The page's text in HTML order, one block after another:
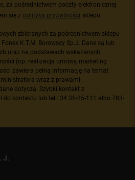
za pośrednictwem poczty elektronicznej.
się z polityką prywatności sklepu
zbieranych za pośrednictwem sklepu
K.T.M. Borowscy Sp.J. Dane są lub
oraz na podstawach wskazanych
(np. realizacja umowy, marketing
zawiera pełną informację na temat
wraz z prawami
dotyczą. Szybki kontakt z
kontaktu lub tel.: 34 35-25-111 albo 783-
J.